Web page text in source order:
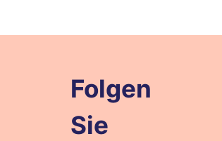
Folgen
Sie